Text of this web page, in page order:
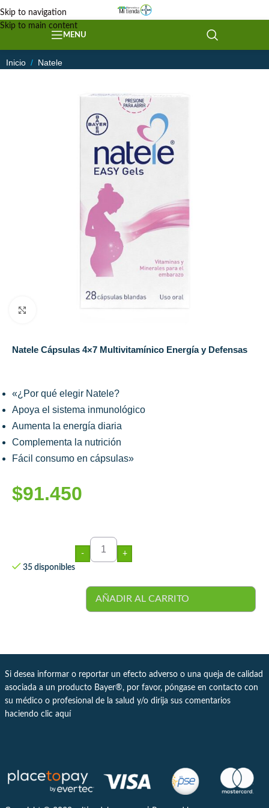
Skip to navigation
Skip to main content
MENU
Inicio / Natele
Natele Cápsulas 4×7 Multivitamínico Energía y Defensas
«¿Por qué elegir Natele?
Apoya el sistema inmunológico
Aumenta la energía diaria
Complementa la nutrición
Fácil consumo en cápsulas»
$91.450
35 disponibles
- +
AÑADIR AL CARRITO
Si desea informar o reportar un efecto adverso o una queja de calidad
asociada a un producto Bayer®, por favor, póngase en contacto con
su médico o profesional de la salud y/o dirija sus comentarios
haciendo clic aquí